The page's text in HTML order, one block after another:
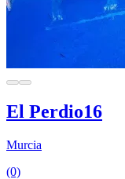
El Perdio16
Murcia
(0)